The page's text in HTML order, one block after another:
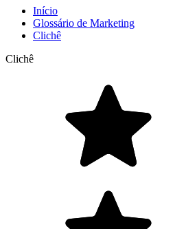
Início
Glossário de Marketing
Clichê
Clichê